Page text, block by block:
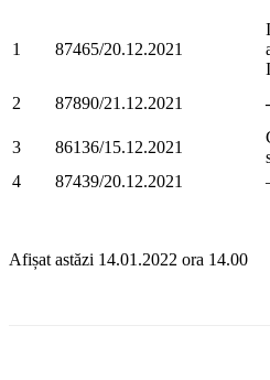
1 87465/20.12.2021
2
87890/21.12.2021
3 86136/15.12.2021
4
87439/20.12.2021
Afișat astăzi 14.01.2022 ora 14.00